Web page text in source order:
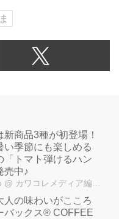
新商品3種が初登場！
い季節にも楽しめる
「トマト弾けるハン
売中♪
@ カワコレメディア編集部
人の味わいがこころ
バックス® COFFEE